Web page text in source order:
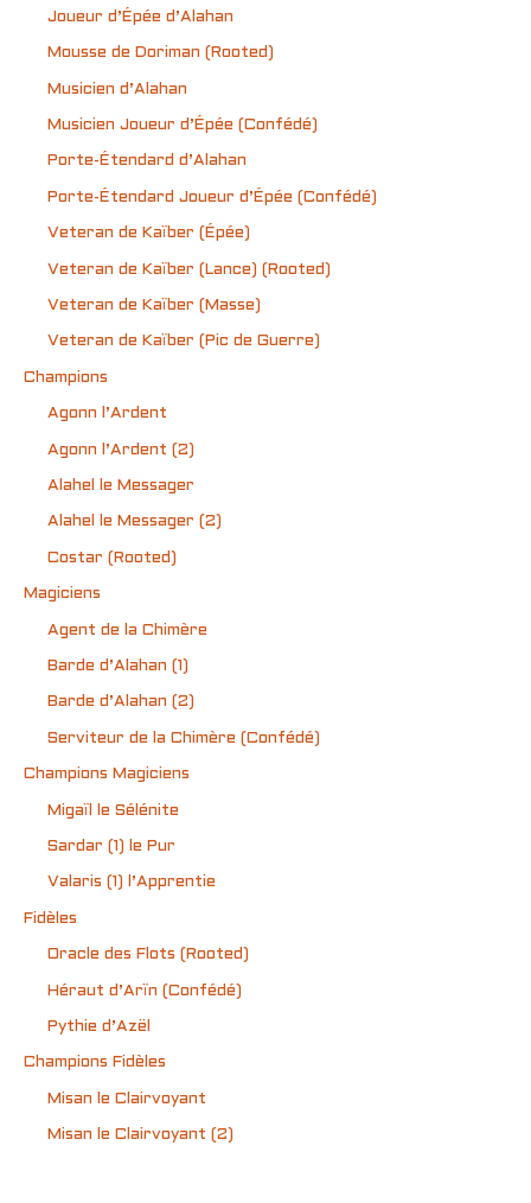
Joueur d’Épée d’Alahan
Mousse de Doriman (Rooted)
Musicien d’Alahan
Musicien Joueur d’Épée (Confédé)
Porte-Étendard d’Alahan
Porte-Étendard Joueur d’Épée (Confédé)
Veteran de Kaïber (Épée)
Veteran de Kaïber (Lance) (Rooted)
Veteran de Kaïber (Masse)
Veteran de Kaïber (Pic de Guerre)
Champions
Agonn l’Ardent
Agonn l’Ardent (2)
Alahel le Messager
Alahel le Messager (2)
Costar (Rooted)
Magiciens
Agent de la Chimère
Barde d’Alahan (1)
Barde d’Alahan (2)
Serviteur de la Chimère (Confédé)
Champions Magiciens
Migaïl le Sélénite
Sardar (1) le Pur
Valaris (1) l’Apprentie
Fidèles
Oracle des Flots (Rooted)
Héraut d’Arïn (Confédé)
Pythie d’Azël
Champions Fidèles
Misan le Clairvoyant
Misan le Clairvoyant (2)